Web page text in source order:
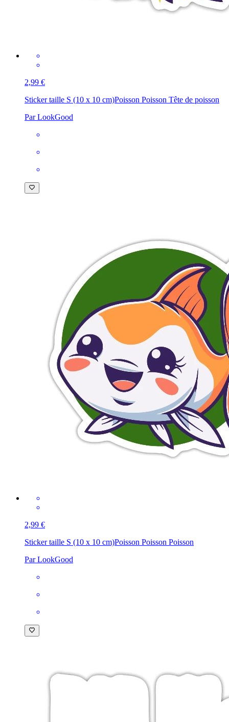
2,99 €
Sticker taille S (10 x 10 cm)Poisson Poisson Tête de poisson
Par LookGood
2,99 €
Sticker taille S (10 x 10 cm)Poisson Poisson Poisson
Par LookGood